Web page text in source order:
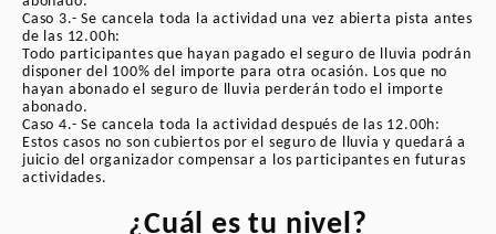
(adquisición opcional)
Avituallamiento
Organización según el programa
Los importes se incrementarán en 25 €
obligatorio de accidente en circuito si el
Caso 3.- Se cancela toda la actividad una vez abierta pista antes
de las 12.00h:
Todo participantes que hayan pagado el seguro de lluvia podrán
disponer del 100% del importe para otra ocasión. Los que no
hayan abonado el seguro de lluvia perderán todo el importe
abonado.
Caso 4.- Se cancela toda la actividad después de las 12.00h:
Estos casos no son cubiertos por el seguro de lluvia y quedará a
juicio del organizador compensar a los participantes en futuras
actividades.
¿Cuál es tu nivel?